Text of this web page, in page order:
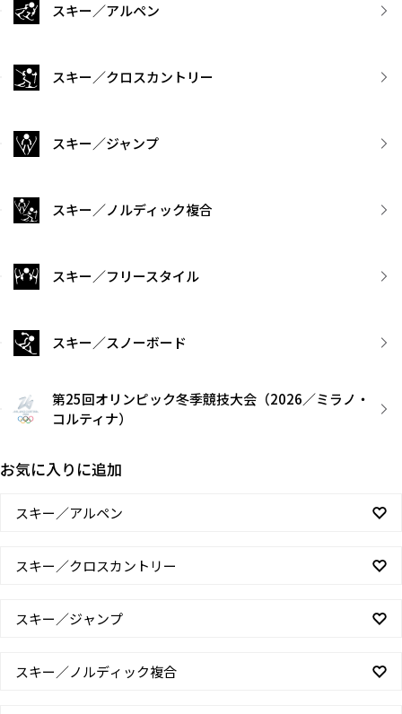
スキー／アルペン
スキー／クロスカントリー
スキー／ジャンプ
スキー／ノルディック複合
スキー／フリースタイル
スキー／スノーボード
第25回オリンピック冬季競技大会（2026／ミラノ・
コルティナ）
お気に入りに追加
スキー／アルペン
スキー／クロスカントリー
スキー／ジャンプ
スキー／ノルディック複合